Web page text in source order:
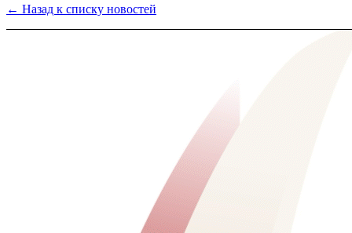
← Назад к списку новостей